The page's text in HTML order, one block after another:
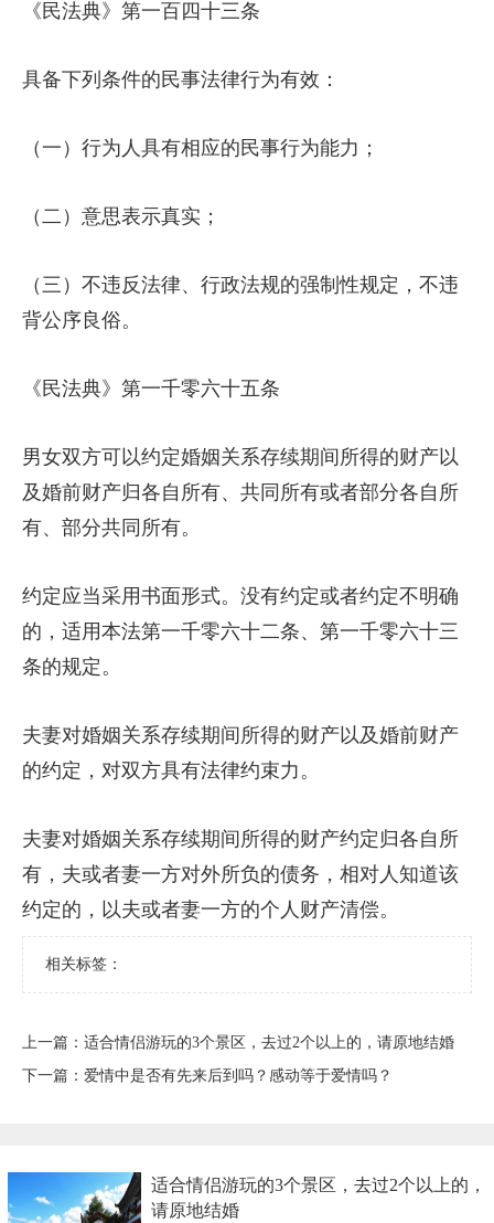
《民法典》第一百四十三条
具备下列条件的民事法律行为有效：
（一）行为人具有相应的民事行为能力；
（二）意思表示真实；
（三）不违反法律、行政法规的强制性规定，不违
背公序良俗。
《民法典》第一千零六十五条
男女双方可以约定婚姻关系存续期间所得的财产以
及婚前财产归各自所有、共同所有或者部分各自所
有、部分共同所有。
约定应当采用书面形式。没有约定或者约定不明确
的，适用本法第一千零六十二条、第一千零六十三
条的规定。
夫妻对婚姻关系存续期间所得的财产以及婚前财产
的约定，对双方具有法律约束力。
夫妻对婚姻关系存续期间所得的财产约定归各自所
有，夫或者妻一方对外所负的债务，相对人知道该
约定的，以夫或者妻一方的个人财产清偿。
相关标签：
上一篇： ​适合情侣游玩的3个景区，去过2个以上的，请原地结婚
下一篇： ​爱情中是否有先来后到吗？感动等于爱情吗？
​适合情侣游玩的3个景区，去过2个以上的，
请原地结婚